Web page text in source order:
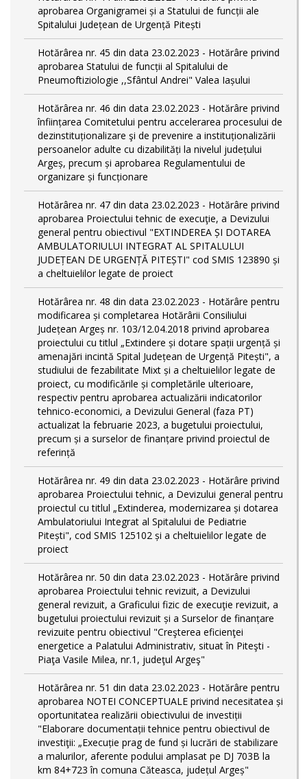
aprobarea Organigramei și a Statului de funcții ale
Spitalului Județean de Urgență Pitești
Hotărârea nr. 45 din data 23.02.2023 - Hotărâre privind
aprobarea Statului de funcții al Spitalului de
Pneumoftiziologie ,,Sfântul Andrei" Valea Iașului
Hotărârea nr. 46 din data 23.02.2023 - Hotărâre privind
înființarea Comitetului pentru accelerarea procesului de
dezinstituționalizare şi de prevenire a instituționalizării
persoanelor adulte cu dizabilități la nivelul județului
Argeș, precum și aprobarea Regulamentului de
organizare și funcționare
Hotărârea nr. 47 din data 23.02.2023 - Hotărâre privind
aprobarea Proiectului tehnic de execuţie, a Devizului
general pentru obiectivul "EXTINDEREA ȘI DOTAREA
AMBULATORIULUI INTEGRAT AL SPITALULUI
JUDEȚEAN DE URGENȚĂ PITEȘTI" cod SMIS 123890 și
a cheltuielilor legate de proiect
Hotărârea nr. 48 din data 23.02.2023 - Hotărâre pentru
modificarea și completarea Hotărârii Consiliului
Județean Argeș nr. 103/12.04.2018 privind aprobarea
proiectului cu titlul „Extindere și dotare spații urgență și
amenajări incintă Spital Județean de Urgență Pitești", a
studiului de fezabilitate Mixt și a cheltuielilor legate de
proiect, cu modificările și completările ulterioare,
respectiv pentru aprobarea actualizării indicatorilor
tehnico-economici, a Devizului General (faza PT)
actualizat la februarie 2023, a bugetului proiectului,
precum și a surselor de finanțare privind proiectul de
referință
Hotărârea nr. 49 din data 23.02.2023 - Hotărâre privind
aprobarea Proiectului tehnic, a Devizului general pentru
proiectul cu titlul „Extinderea, modernizarea și dotarea
Ambulatoriului Integrat al Spitalului de Pediatrie
Pitești", cod SMIS 125102 și a cheltuielilor legate de
proiect
Hotărârea nr. 50 din data 23.02.2023 - Hotărâre privind
aprobarea Proiectului tehnic revizuit, a Devizului
general revizuit, a Graficului fizic de execuţie revizuit, a
bugetului proiectului revizuit și a Surselor de finanțare
revizuite pentru obiectivul "Creşterea eficienţei
energetice a Palatului Administrativ, situat în Piteşti -
Piaţa Vasile Milea, nr.1, judeţul Argeş"
Hotărârea nr. 51 din data 23.02.2023 - Hotărâre pentru
aprobarea NOTEI CONCEPTUALE privind necesitatea și
oportunitatea realizării obiectivului de investiții
"Elaborare documentații tehnice pentru obiectivul de
investiţii: „Execuție prag de fund și lucrări de stabilizare
a malurilor, aferente podului amplasat pe DJ 703B la
km 84+723 în comuna Căteasca, județul Argeș"